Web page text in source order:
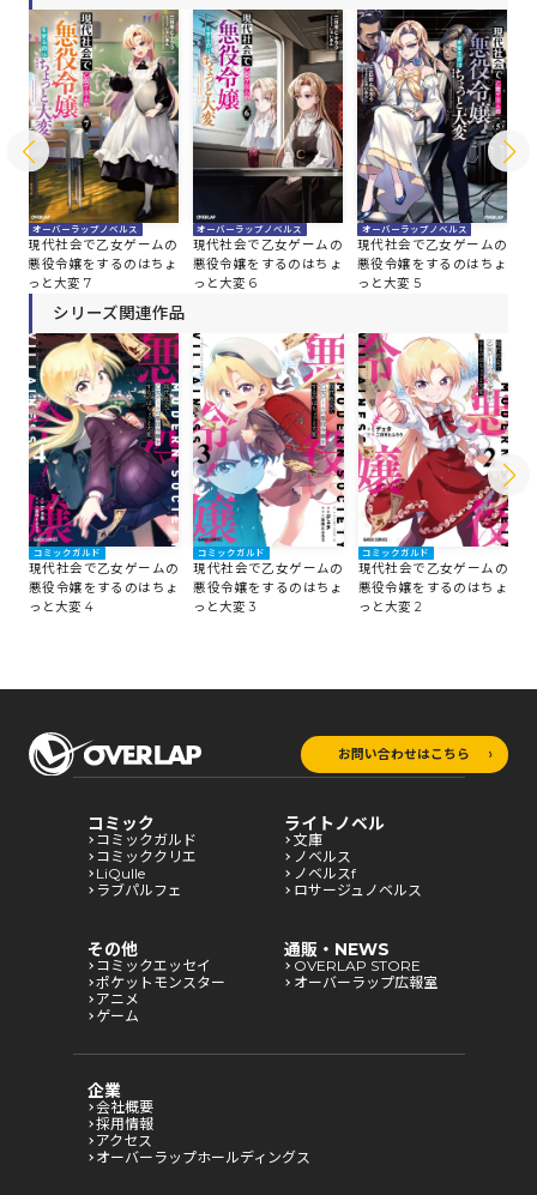
オーバーラップノベルス
現代社会で乙女ゲームの
悪役令嬢をするのはちょ
っと大変 7
オーバーラップノベルス
現代社会で乙女ゲームの
悪役令嬢をするのはちょ
っと大変 6
オーバーラップノベルス
現代社会で乙女ゲームの
悪役令嬢をするのはちょ
っと大変 5
シリーズ関連作品
コミックガルド
現代社会で乙女ゲームの
悪役令嬢をするのはちょ
っと大変 4
コミックガルド
現代社会で乙女ゲームの
悪役令嬢をするのはちょ
っと大変 3
コミックガルド
現代社会で乙女ゲームの
悪役令嬢をするのはちょ
っと大変 2
お問い合わせはこちら
コミック
コミックガルド
コミッククリエ
LiQulle
ラブパルフェ
ライトノベル
文庫
ノベルス
ノベルスf
ロサージュノベルス
その他
コミックエッセイ
ポケットモンスター
アニメ
ゲーム
通販・NEWS
OVERLAP STORE
オーバーラップ広報室
企業
会社概要
採用情報
アクセス
オーバーラップホールディングス